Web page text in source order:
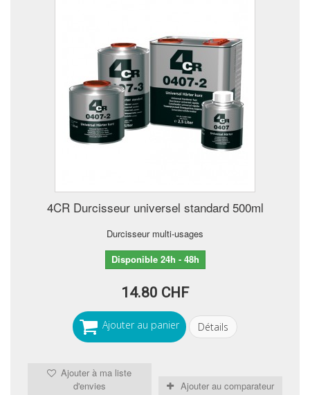
4CR Durcisseur universel standard 500ml
Durcisseur multi-usages
Disponible 24h - 48h
14.80 CHF
Ajouter au panier Détails
Ajouter à ma liste
d'envies
Ajouter au comparateur